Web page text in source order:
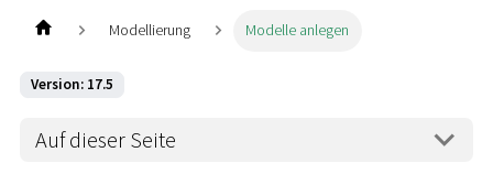
Modellierung Modelle anlegen
Version: 17.5
Auf dieser Seite